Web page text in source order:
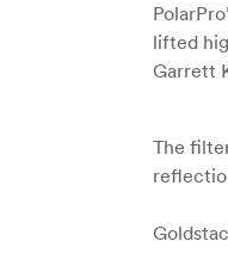
lifted
Garrett
The